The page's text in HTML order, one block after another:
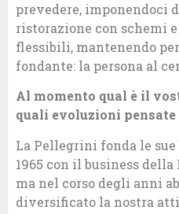
prevedere, imponendoci
ristorazione con schemi
flessibili, mantenendo
fondante: la persona al
Al momento qual è il
quali evoluzioni
La Pellegrini fonda le
1965 con il business
ma nel corso degli anni
diversificato la nostra